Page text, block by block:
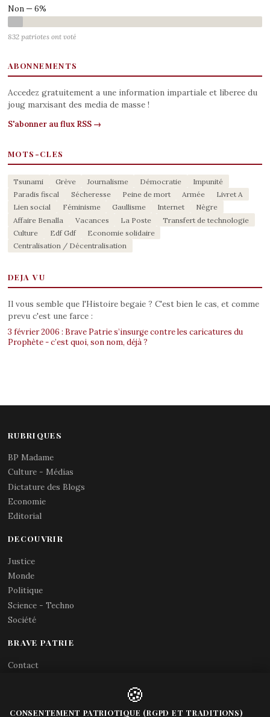
Non — 6%
832 patriotes ont voté
ABONNEMENTS
Accedez gratuitement a une information impartiale et liberee du
joug marxisant des media de masse !
S'abonner au flux RSS →
MOTS-CLES
Tsunami Grève Journalisme Démocratie
Impunité
Paradis fiscal
Sécheresse Peine de mort Armée
Livret A
Lien social
Féminisme Gaullisme Internet
Nègre
Affaire Benalla
Vacances La Poste
Transfert de technologie
Culture
Edf Gdf
Economie solidaire
Centralisation / Décentralisation
DEJA VU
Il vous semble que l'Histoire begaie ? C'est bien le cas, et comme
prevu c'est une farce :
3 février 2006 : Brave Patrie s’insurge contre les caricatures du
Prophète - c’est quoi, son nom, déjà ?
RUBRIQUES
BP Madame
Culture - Médias
Dictature des Blogs
Economie
Editorial
DECOUVRIR
Justice
Monde
Politique
Science - Techno
Société
BRAVE PATRIE
Contact
Acces gouvernement
🍪
CONSENTEMENT PATRIOTIQUE (RGPD ET TRADITIONS)